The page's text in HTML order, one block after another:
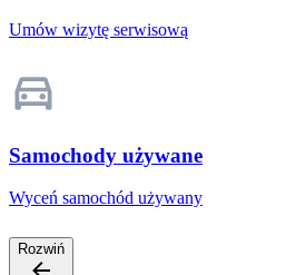
Umów wizytę serwisową
Samochody używane
Wyceń samochód używany
Rozwiń